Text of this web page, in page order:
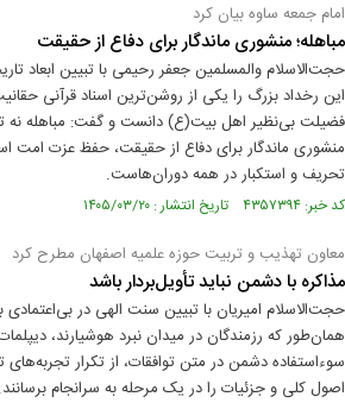
امام جمعه ساوه بیان کرد
مباهله؛ منشوری ماندگار برای دفاع از حقیقت
حجت‌الاسلام والمسلمین جعفر رحیمی با تبیین ابعاد
این رخداد بزرگ را یکی از روشن‌ترین اسناد قرآنی
فضیلت بی‌نظیر اهل‌ بیت(ع) دانست و گفت: مباهله نه
منشوری ماندگار برای دفاع از حقیقت، حفظ عزت امت
تحریف و استکبار در همه دوران‌هاست.
کد خبر: ۴۳۵۷۳۹۴ تاریخ انتشار : ۱۴۰۵/۰۳/۲۰
معاون تهذیب و تربیت حوزه‌ علمیه اصفهان مطرح کرد
مذاکره با دشمن نباید تأویل‌بردار باشد
حجت‌الاسلام امیریان با تبیین سنت الهی در
همان‌طور که رزمندگان در میدان نبرد هوشیارند،
سوءاستفاده دشمن در متن توافقات، از تکرار
اصول کلی و جزئیات را در یک مرحله به سرانجام برسانند.